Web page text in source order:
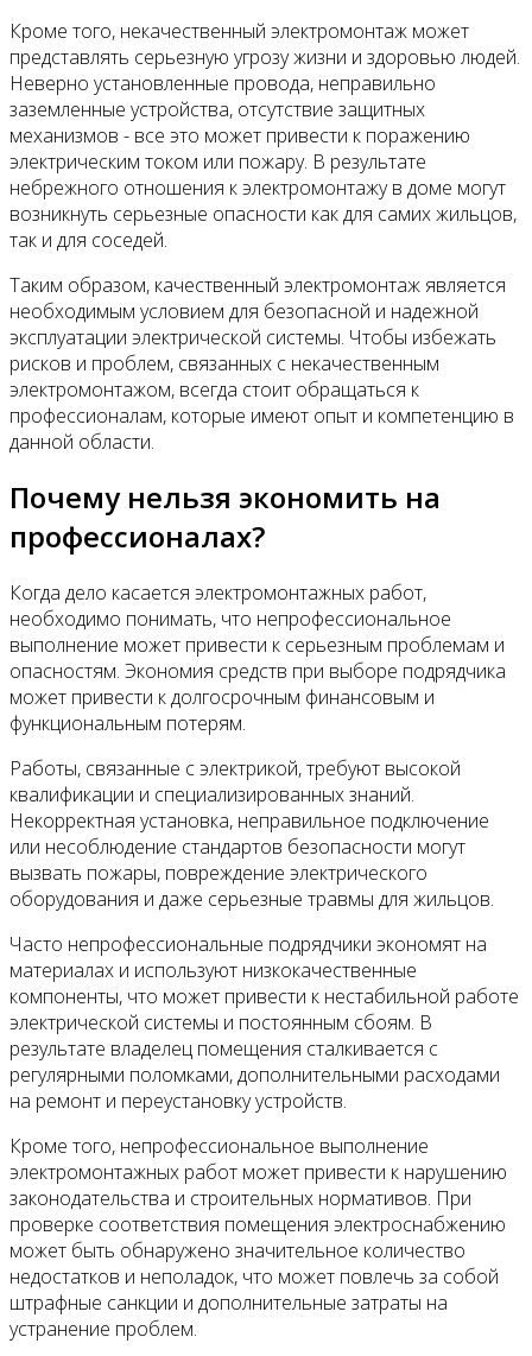
Кроме того, некачественный электромонтаж может
представлять серьезную угрозу жизни и здоровью людей.
Неверно установленные провода, неправильно
заземленные устройства, отсутствие защитных
механизмов - все это может привести к поражению
электрическим током или пожару. В результате
небрежного отношения к электромонтажу в доме могут
возникнуть серьезные опасности как для самих жильцов,
так и для соседей.
Таким образом, качественный электромонтаж является
необходимым условием для безопасной и надежной
эксплуатации электрической системы. Чтобы избежать
рисков и проблем, связанных с некачественным
электромонтажом, всегда стоит обращаться к
профессионалам, которые имеют опыт и компетенцию в
данной области.
Почему нельзя экономить на
профессионалах?
Когда дело касается электромонтажных работ,
необходимо понимать, что непрофессиональное
выполнение может привести к серьезным проблемам и
опасностям. Экономия средств при выборе подрядчика
может привести к долгосрочным финансовым и
функциональным потерям.
Работы, связанные с электрикой, требуют высокой
квалификации и специализированных знаний.
Некорректная установка, неправильное подключение
или несоблюдение стандартов безопасности могут
вызвать пожары, повреждение электрического
оборудования и даже серьезные травмы для жильцов.
Часто непрофессиональные подрядчики экономят на
материалах и используют низкокачественные
компоненты, что может привести к нестабильной работе
электрической системы и постоянным сбоям. В
результате владелец помещения сталкивается с
регулярными поломками, дополнительными расходами
на ремонт и переустановку устройств.
Кроме того, непрофессиональное выполнение
электромонтажных работ может привести к нарушению
законодательства и строительных нормативов. При
проверке соответствия помещения электроснабжению
может быть обнаружено значительное количество
недостатков и неполадок, что может повлечь за собой
штрафные санкции и дополнительные затраты на
устранение проблем.